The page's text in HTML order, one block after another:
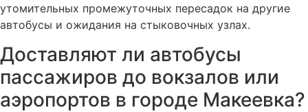
утомительных промежуточных пересадок на другие
автобусы и ожидания на стыковочных узлах.
Доставляют ли автобусы
пассажиров до вокзалов или
аэропортов в городе Макеевка?